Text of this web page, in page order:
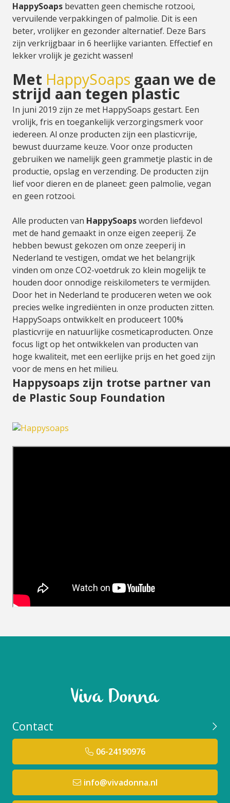
HappySoaps bevatten geen chemische rotzooi,
vervuilende verpakkingen of palmolie. Dit is een
beter, vrolijker en gezonder alternatief. Deze Bars
zijn verkrijgbaar in 6 heerlijke varianten. Effectief en
lekker vrolijk je gezicht wassen!
Met HappySoaps gaan we de
strijd aan tegen plastic
In juni 2019 zijn ze met HappySoaps gestart. Een
vrolijk, fris en toegankelijk verzorgingsmerk voor
iedereen. Al onze producten zijn een plasticvrije,
bewust duurzame keuze. Voor onze producten
gebruiken we namelijk geen grammetje plastic in de
productie, opslag en verzending. De producten zijn
lief voor dieren en de planeet: geen palmolie, vegan
en geen rotzooi.
Alle producten van HappySoapsworden liefdevol
met de hand gemaakt in onze eigen zeeperij. Ze
hebben bewust gekozen om onze zeeperij in
Nederland te vestigen, omdat we het belangrijk
vinden om onze CO2-voetdruk zo klein mogelijk te
houden door onnodige reiskilometers te vermijden.
Door het in Nederland te produceren weten we ook
precies welke ingrediënten in onze producten zitten.
HappySoaps ontwikkelt en produceert 100%
plasticvrije en natuurlijke cosmeticaproducten. Onze
focus ligt op het ontwikkelen van producten van
hoge kwaliteit, met een eerlijke prijs en het goed zijn
voor de mens en het milieu.
Happysoaps zijn trotse partner van
de Plastic Soup Foundation
Contact
06-24190976
info@vivadonna.nl